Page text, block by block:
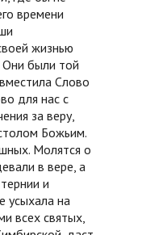
времени
жизнью
были той
Слово
для нас с
за веру,
Божьим.
Молятся о
в вере, а
и
усыхала на
всех святых,